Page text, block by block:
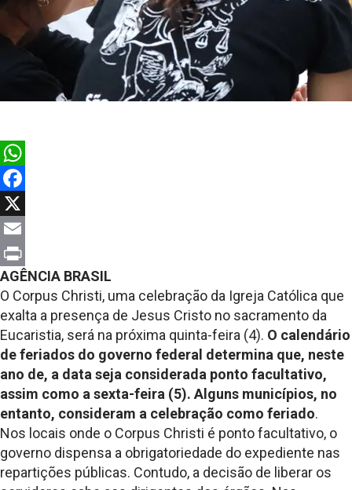
WhatsApp
Facebook
X
Email
Print
AGÊNCIA BRASIL
O Corpus Christi, uma celebração da Igreja Católica que
exalta a presença de Jesus Cristo no sacramento da
Eucaristia, será na próxima quinta-feira (4). O calendário
de feriados do governo federal determina que, neste
ano de, a data seja considerada ponto facultativo,
assim como a sexta-feira (5). Alguns municípios, no
entanto, consideram a celebração como feriado.
Nos locais onde o Corpus Christi é ponto facultativo, o
governo dispensa a obrigatoriedade do expediente nas
repartições públicas. Contudo, a decisão de liberar os